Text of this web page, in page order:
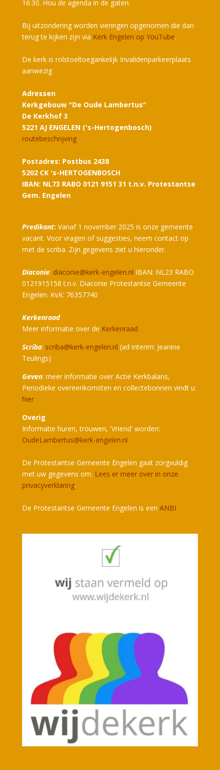
16:30. Hou de agenda in de gaten.
Bij uitzondering worden vieringen opgenomen die dan
terug te kijken zijn via Kerk Engelen op YouTube.
De kerk is rolstoeltoegankelijk Invalidenparkeerplaats
aanwezig
Adressen
Kerkgebouw "De Oude Lambertus"
De Kerkhof 3
5221 AJ ENGELEN ('s-Hertogenbosch)
routebeschrijving
Postadres: Postbus 2438
5202 CK 's-HERTOGENBOSCH
IBAN: NL73 RABO 0121 9151 31 t.n.v. Protestantse
Gem. Engelen
Predikant: Vanaf 1 november 2025 is onze gemeente
vacant. Voor vragen of suggesties, neem contact op
met de scriba. Zijn gegevens ziet u hieronder.
Diaconie: diaconie@kerk-engelen.nl IBAN: NL23 RABO
0121915158 t.n.v. Diaconie Protestantse Gemeente
Engelen. KvK: 76357740
Kerkenraad
Meer informatie over de Kerkenraad
Scriba: scriba@kerk-engelen.nl (ad interim: Jeanine
Teulings)
Geven: meer informatie over Actie Kerkbalans,
Periodieke overeenkomsten en collectebonnen vindt u
hier
Overig
Informatie huren, trouwen, 'Vriend' worden:
OudeLambertus@kerk-engelen.nl
De Protestantse Gemeente Engelen gaat zorgvuldig
met uw gegevens om. Lees er meer over in onze
privacyverklaring.
De Protestantse Gemeente Engelen is een ANBI